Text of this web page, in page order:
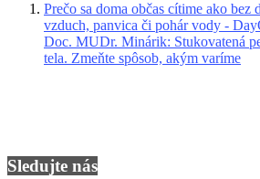
Prečo sa doma občas cítime ako bez
vzduch, panvica či pohár vody -
Doc. MUDr. Minárik: Stukovatená
tela. Zmeňte spôsob, akým varíme
Sledujte nás